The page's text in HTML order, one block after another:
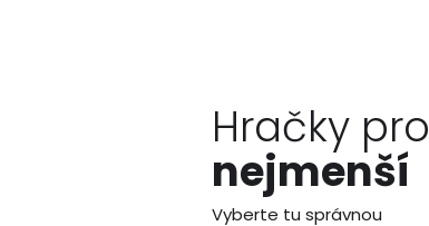
Hračky pro
nejmenší
Vyberte tu správnou